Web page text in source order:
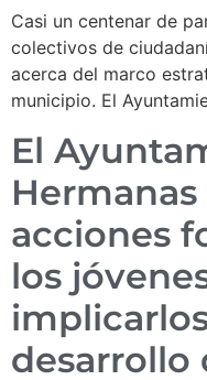
Casi un centenar de
colectivos de
acerca del marco
municipio. El
El
acciones
los
desarrollo